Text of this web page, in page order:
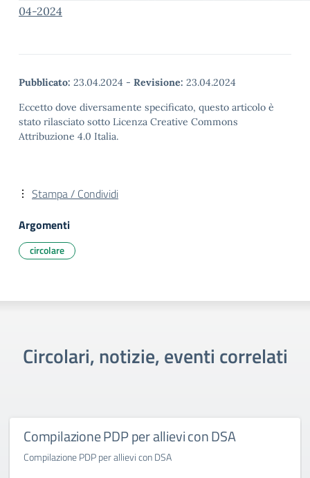
04-2024
Pubblicato: 23.04.2024 - Revisione: 23.04.2024
Eccetto dove diversamente specificato, questo articolo è
stato rilasciato sotto Licenza Creative Commons
Attribuzione 4.0 Italia.
Stampa / Condividi
Argomenti
circolare
Circolari, notizie, eventi correlati
Compilazione PDP per allievi con DSA
Compilazione PDP per allievi con DSA